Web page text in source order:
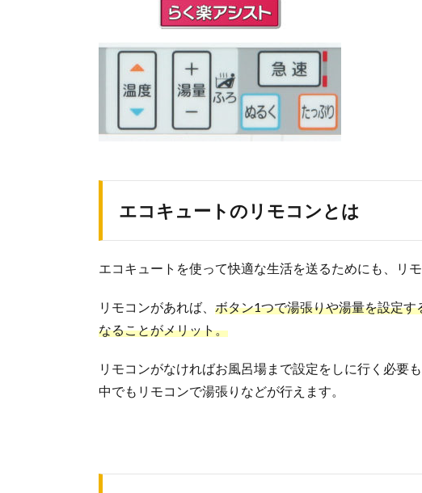
エコキュートのリモコンとは
エコキュートを使って快適な生活を送るためにも、リ
リモコンがあれば、 ボタン1つで湯張りや湯量を設定
なることがメリット。
リモコンがなければお風呂場まで設定をしに行く必要
中でもリモコンで湯張りなどが行えます。